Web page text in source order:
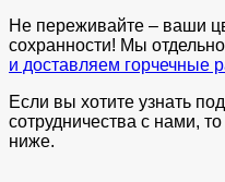
Не переживайте – ваши
сохранности! Мы
и доставляем горчечные
Если вы хотите узнать
сотрудничества с нами,
ниже.